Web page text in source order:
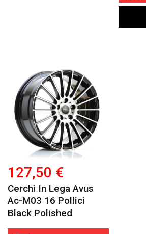
127,50 €
Cerchi In Lega Avus
Ac-M03 16 Pollici
Black Polished